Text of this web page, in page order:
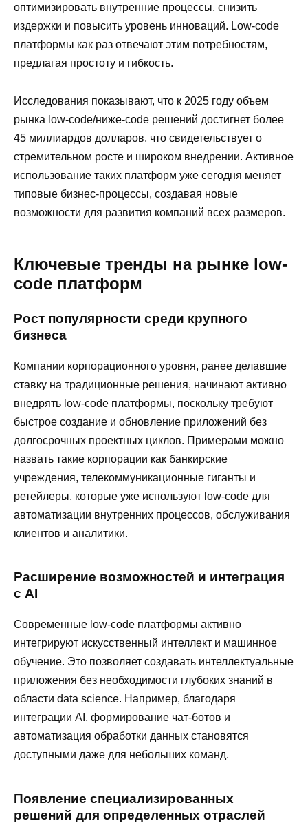
оптимизировать внутренние процессы, снизить
издержки и повысить уровень инноваций. Low-code
платформы как раз отвечают этим потребностям,
предлагая простоту и гибкость.
Исследования показывают, что к 2025 году объем
рынка low-code/ниже-code решений достигнет более
45 миллиардов долларов, что свидетельствует о
стремительном росте и широком внедрении. Активное
использование таких платформ уже сегодня меняет
типовые бизнес-процессы, создавая новые
возможности для развития компаний всех размеров.
Ключевые тренды на рынке low-
code платформ
Рост популярности среди крупного
бизнеса
Компании корпорационного уровня, ранее делавшие
ставку на традиционные решения, начинают активно
внедрять low-code платформы, поскольку требуют
быстрое создание и обновление приложений без
долгосрочных проектных циклов. Примерами можно
назвать такие корпорации как банкирские
учреждения, телекоммуникационные гиганты и
ретейлеры, которые уже используют low-code для
автоматизации внутренних процессов, обслуживания
клиентов и аналитики.
Расширение возможностей и интеграция
с AI
Современные low-code платформы активно
интегрируют искусственный интеллект и машинное
обучение. Это позволяет создавать интеллектуальные
приложения без необходимости глубоких знаний в
области data science. Например, благодаря
интеграции AI, формирование чат-ботов и
автоматизация обработки данных становятся
доступными даже для небольших команд.
Появление специализированных
решений для определенных отраслей